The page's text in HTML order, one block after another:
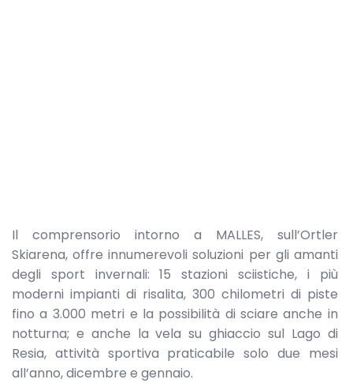
Il comprensorio intorno a MALLES, sull’Ortler
Skiarena, offre innumerevoli soluzioni per gli amanti
degli sport invernali: 15 stazioni sciistiche, i più
moderni impianti di risalita, 300 chilometri di piste
fino a 3.000 metri e la possibilità di sciare anche in
notturna; e anche la vela su ghiaccio sul Lago di
Resia, attività sportiva praticabile solo due mesi
all’anno, dicembre e gennaio.